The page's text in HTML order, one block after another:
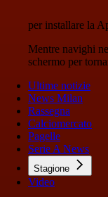
per installare la
Mentre navighi
schermo per
Ultime notizie
News Milan
Rassegna
Calciomercato
Pagelle
Serie A News
Stagione
Video